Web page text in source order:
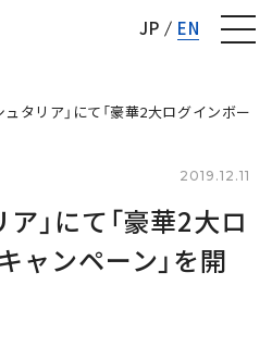
JP EN
ュタリア」にて「豪華2大ログインボー
2019.12.11
」にて「豪華2大ロ
ャンペーン」を開